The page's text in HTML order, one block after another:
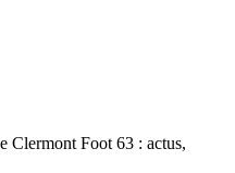
Clermont Foot 63 : actus,